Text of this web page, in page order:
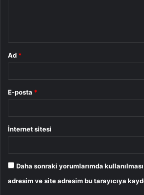
Ad *
E-posta *
İnternet sitesi
Daha sonraki yorumlarımda
adresim ve site adresim bu tarayıcıya